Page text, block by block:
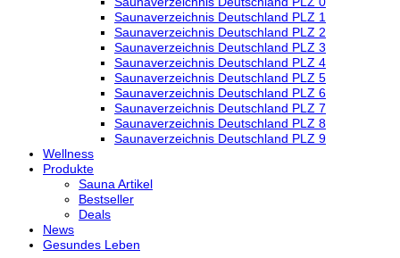
Saunaverzeichnis Deutschland PLZ 1
Saunaverzeichnis Deutschland PLZ 2
Saunaverzeichnis Deutschland PLZ 3
Saunaverzeichnis Deutschland PLZ 4
Saunaverzeichnis Deutschland PLZ 5
Saunaverzeichnis Deutschland PLZ 6
Saunaverzeichnis Deutschland PLZ 7
Saunaverzeichnis Deutschland PLZ 8
Saunaverzeichnis Deutschland PLZ 9
Wellness
Produkte
Sauna Artikel
Bestseller
Deals
News
Gesundes Leben